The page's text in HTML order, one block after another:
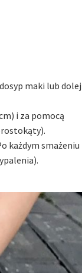
maki lub dolej
i za pomocą
każdym smażeniu